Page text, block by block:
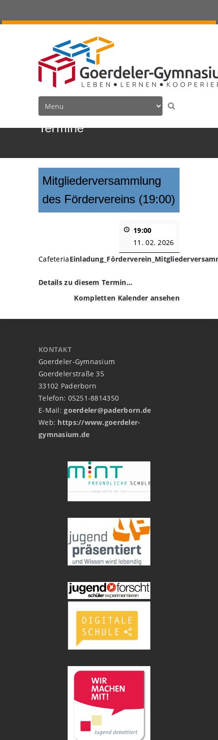
Termine
Mitgliederversammlung
des Fördervereins (19:00)
19:00
11. 02. 2026
Cafeteria
Details zu diesem Termin…
Kompletten Kalender ansehen
KONTAKT
Goerdeler-Gymnasium
Goerdelerstraße 35
33102 Paderborn
Telefon: 05251-8814350
E-Mail:goerdeler@paderborn.de
Web: https://www.goerdeler-
gymnasium.de